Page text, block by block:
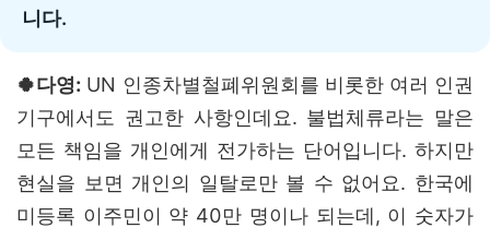
니다.
🍀다영: UN 인종차별철폐위원회를 비롯한 여러 인권
기구에서도 권고한 사항인데요. 불법체류라는 말은
모든 책임을 개인에게 전가하는 단어입니다. 하지만
현실을 보면 개인의 일탈로만 볼 수 없어요. 한국에
미등록 이주민이 약 40만 명이나 되는데, 이 숫자가